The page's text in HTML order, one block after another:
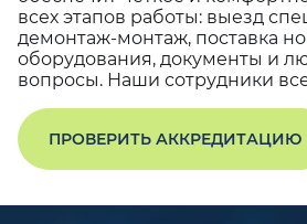
всех этапов работы: выезд
демонтаж-монтаж, поставка
оборудования, документы и
вопросы. Наши сотрудники
ПРОВЕРИТЬ АККРЕДИТАЦИЮ